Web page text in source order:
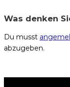
Was denken
Du musst
abzugeben.